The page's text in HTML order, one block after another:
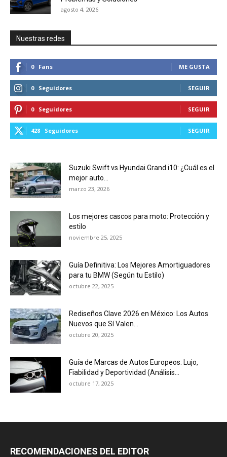
agosto 4, 2026
Nuestras redes
0 Fans ME GUSTA
0 Seguidores SEGUIR
0 Seguidores SEGUIR
428 Seguidores SEGUIR
Suzuki Swift vs Hyundai Grand i10: ¿Cuál es el
mejor auto...
marzo 23, 2026
Los mejores cascos para moto: Protección y
estilo
noviembre 25, 2025
Guía Definitiva: Los Mejores Amortiguadores
para tu BMW (Según tu Estilo)
octubre 22, 2025
Rediseños Clave 2026 en México: Los Autos
Nuevos que Sí Valen...
octubre 20, 2025
Guía de Marcas de Autos Europeos: Lujo,
Fiabilidad y Deportividad (Análisis...
octubre 17, 2025
RECOMENDACIONES DEL EDITOR